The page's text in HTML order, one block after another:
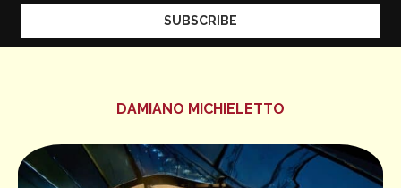
DAMIANO MICHIELETTO